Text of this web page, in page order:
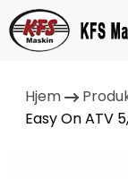
Hjem
Easy On ATV